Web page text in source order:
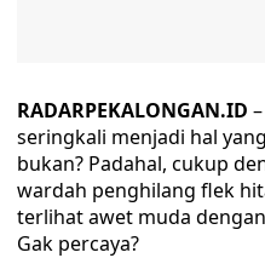
RADARPEKALONGAN.ID
seringkali menjadi hal
bukan? Padahal, cukup
wardah penghilang flek
terlihat awet muda
Gak percaya?